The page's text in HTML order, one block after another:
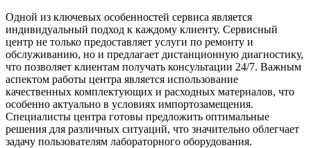
Одной из ключевых особенностей сервиса является
индивидуальный подход к каждому клиенту. Сервисный
центр не только предоставляет услуги по ремонту и
обслуживанию, но и предлагает дистанционную диагностику,
что позволяет клиентам получать консультации 24/7. Важным
аспектом работы центра является использование
качественных комплектующих и расходных материалов, что
особенно актуально в условиях импортозамещения.
Специалисты центра готовы предложить оптимальные
решения для различных ситуаций, что значительно облегчает
задачу пользователям лабораторного оборудования.